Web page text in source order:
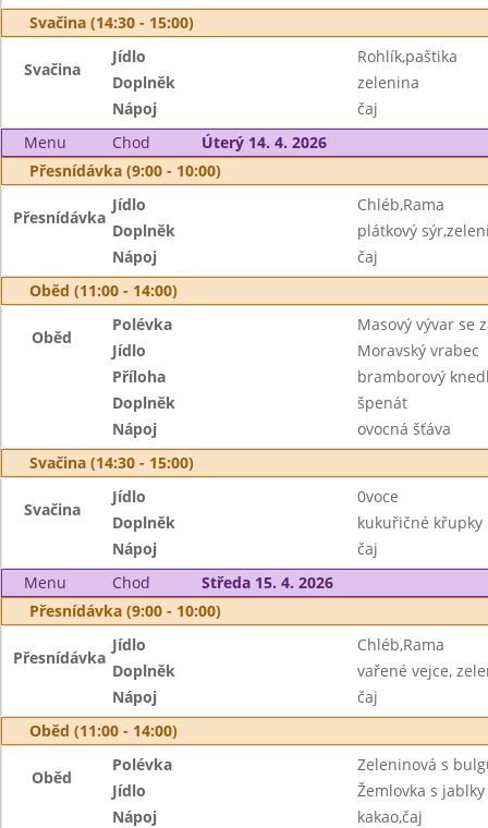
Svačina (14:30 - 15:00)
Svačina
Jídlo
Rohlík,paštika
Doplněk
zelenina
Nápoj
čaj
Menu
Chod
Úterý 14. 4. 2026
Přesnídávka (9:00 - 10:00)
Přesnídávka
Jídlo
Chléb,Rama
Doplněk
plátkový
Nápoj
čaj
Oběd (11:00 - 14:00)
Oběd
Polévka
Masový vývar se
Jídlo
Moravský vrabec
Příloha
bramborový
Doplněk
špenát
Nápoj
ovocná šťáva
Svačina (14:30 - 15:00)
Svačina
Jídlo
0voce
Doplněk
kukuřičné křupky
Nápoj
čaj
Menu
Chod
Středa 15. 4. 2026
Přesnídávka (9:00 - 10:00)
Přesnídávka
Jídlo
Chléb,Rama
Doplněk
vařené vejce,
Nápoj
čaj
Oběd (11:00 - 14:00)
Oběd
Polévka
Zeleninová s
Jídlo
Žemlovka s
Nápoj
kakao,čaj